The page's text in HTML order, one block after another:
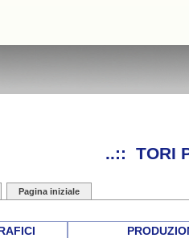
..:: TORI
Pagina iniziale